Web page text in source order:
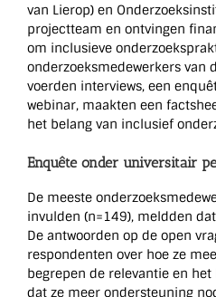
van Lierop) en
projectteam en ontvingen
om inclusieve
onderzoeksmedewerkers van
voerden interviews, een
webinar, maakten een
het belang van inclusief
Enquête onder universitair
De meeste
invulden (n=149), meldden
De antwoorden op de open
respondenten over hoe ze
begrepen de relevantie en
dat ze meer ondersteuning